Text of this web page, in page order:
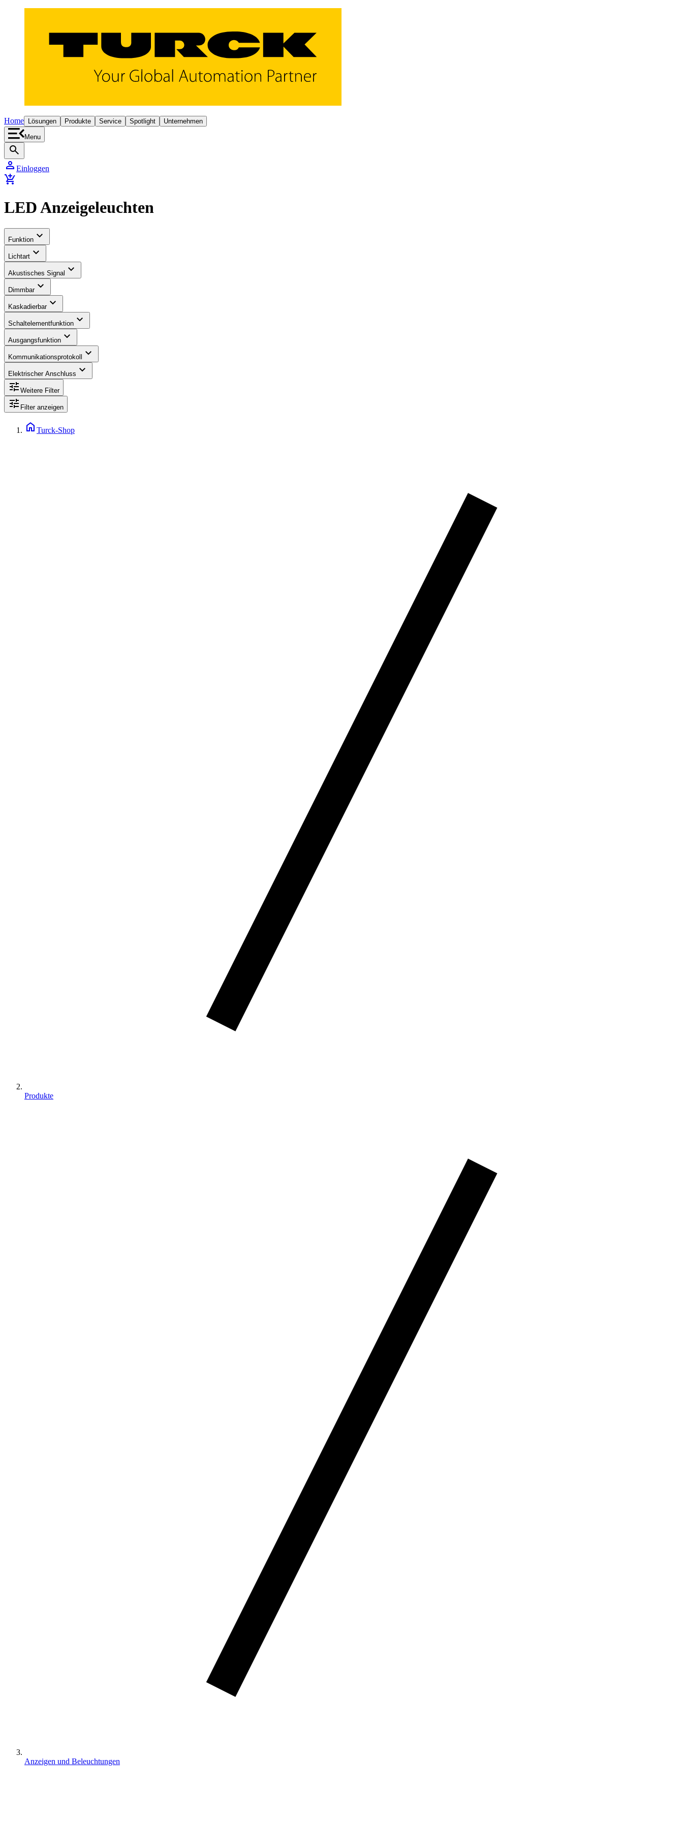
Home Lösungen Produkte Service Spotlight Unternehmen
Menu
search
person Einloggen
add_shopping_cart
LED Anzeigeleuchten
Funktion expand_more
Lichtart expand_more
Akustisches Signal expand_more
Dimmbarexpand_more
Kaskadierbarexpand_more
Schaltelementfunktion expand_more
Ausgangsfunktion expand_more
Kommunikationsprotokoll expand_more
Elektrischer Anschluss expand_more
tune Weitere Filter
tune Filter anzeigen
home Turck-Shop
Produkte
Anzeigen und Beleuchtungen